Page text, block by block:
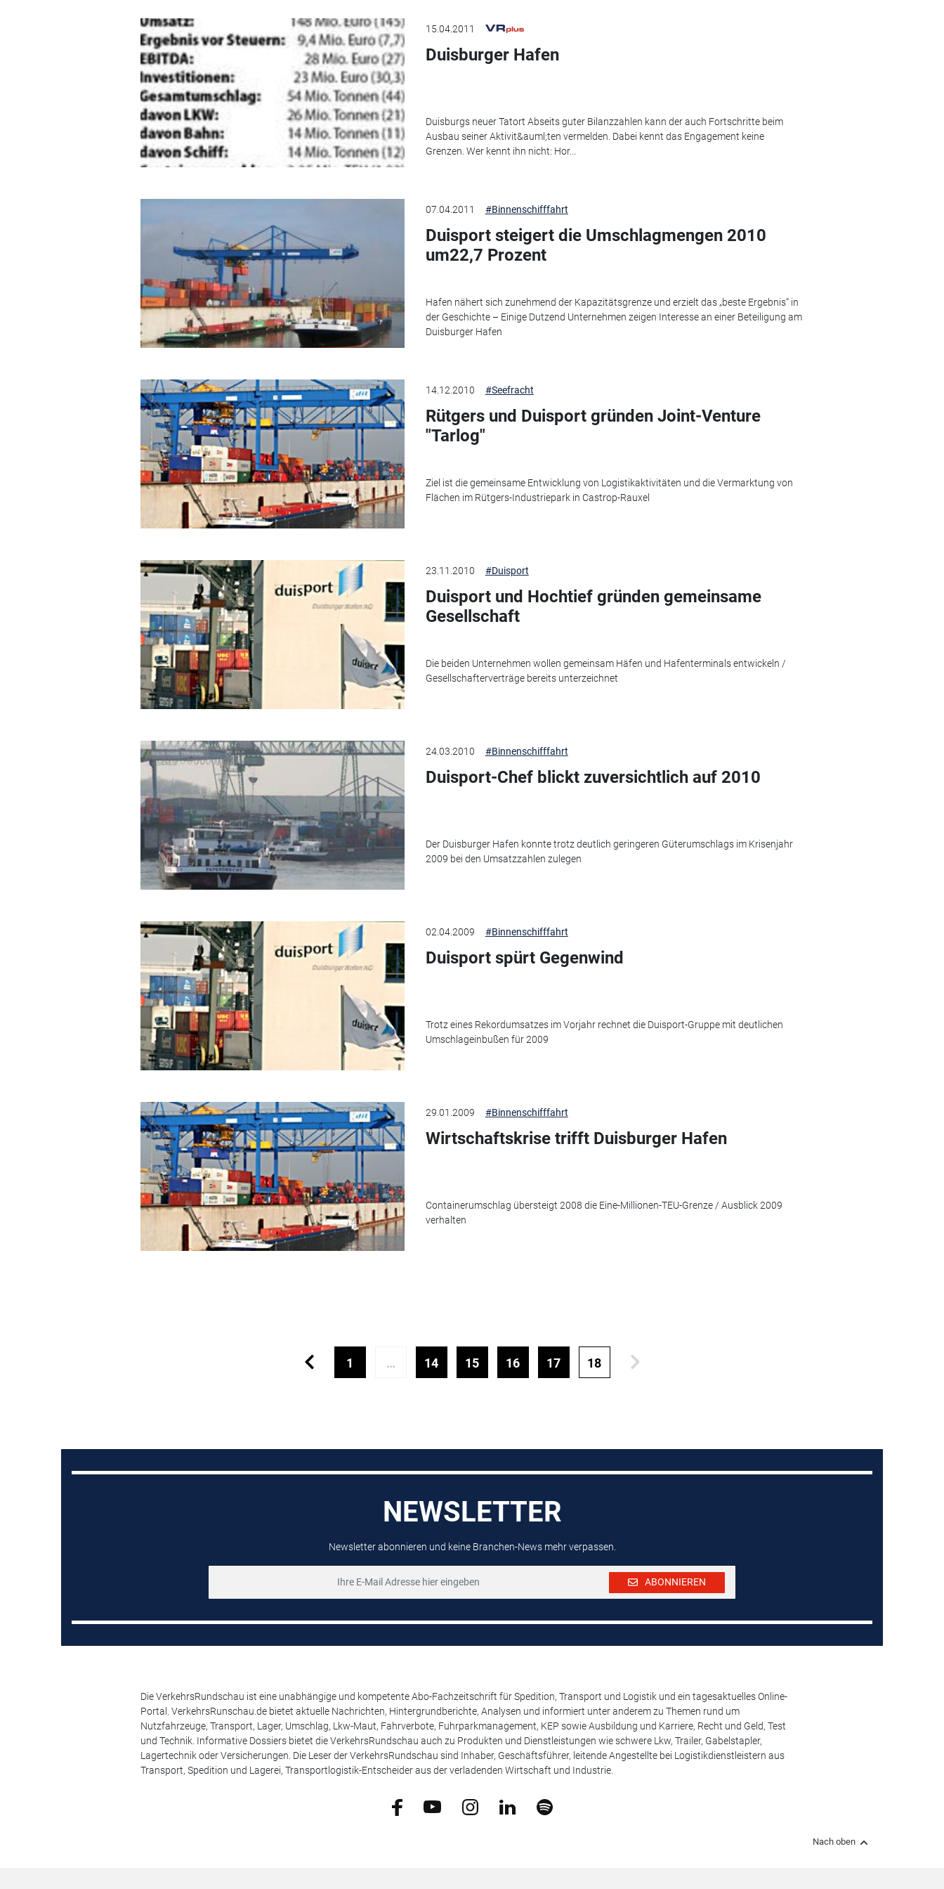
15.04.2011
Duisburger Hafen
Duisburgs neuer Tatort Abseits guter Bilanzzahlen kann der auch Fortschritte beim
Ausbau seiner Aktivit&auml;ten vermelden. Dabei kennt das Engagement keine
Grenzen. Wer kennt ihn nicht: Hor...
07.04.2011 #Binnenschifffahrt
Duisport steigert die Umschlagmengen 2010
um22,7 Prozent
Hafen nähert sich zunehmend der Kapazitätsgrenze und erzielt das „beste Ergebnis“ in
der Geschichte – Einige Dutzend Unternehmen zeigen Interesse an einer Beteiligung am
Duisburger Hafen
14.12.2010 #Seefracht
Rütgers und Duisport gründen Joint-Venture
"Tarlog"
Ziel ist die gemeinsame Entwicklung von Logistikaktivitäten und die Vermarktung von
Flächen im Rütgers-Industriepark in Castrop-Rauxel
23.11.2010 #Duisport
Duisport und Hochtief gründen gemeinsame
Gesellschaft
Die beiden Unternehmen wollen gemeinsam Häfen und Hafenterminals entwickeln /
Gesellschafterverträge bereits unterzeichnet
24.03.2010 #Binnenschifffahrt
Duisport-Chef blickt zuversichtlich auf 2010
Der Duisburger Hafen konnte trotz deutlich geringeren Güterumschlags im Krisenjahr
2009 bei den Umsatzzahlen zulegen
02.04.2009 #Binnenschifffahrt
Duisport spürt Gegenwind
Trotz eines Rekordumsatzes im Vorjahr rechnet die Duisport-Gruppe mit deutlichen
Umschlageinbußen für 2009
29.01.2009 #Binnenschifffahrt
Wirtschaftskrise trifft Duisburger Hafen
Containerumschlag übersteigt 2008 die Eine-Millionen-TEU-Grenze / Ausblick 2009
verhalten
1 … 14 15 16 17 18
NEWSLETTER
Newsletter abonnieren und keine Branchen-News mehr verpassen.
ABONNIEREN
Die VerkehrsRundschau ist eine unabhängige und kompetente Abo-Fachzeitschrift für Spedition, Transport und Logistik und ein tagesaktuelles Online-
Portal. VerkehrsRunschau.de bietet aktuelle Nachrichten, Hintergrundberichte, Analysen und informiert unter anderem zu Themen rund um
Nutzfahrzeuge, Transport, Lager, Umschlag, Lkw-Maut, Fahrverbote, Fuhrparkmanagement, KEP sowie Ausbildung und Karriere, Recht und Geld, Test
und Technik. Informative Dossiers bietet die VerkehrsRundschau auch zu Produkten und Dienstleistungen wie schwere Lkw, Trailer, Gabelstapler,
Lagertechnik oder Versicherungen. Die Leser der VerkehrsRundschau sind Inhaber, Geschäftsführer, leitende Angestellte bei Logistikdienstleistern aus
Transport, Spedition und Lagerei, Transportlogistik-Entscheider aus der verladenden Wirtschaft und Industrie.
Nach oben